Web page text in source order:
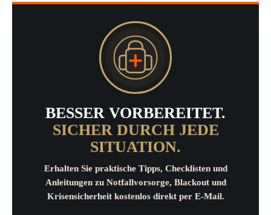
BESSER VORBEREITET.
SICHER DURCH JEDE
SITUATION.
Erhalten Sie praktische Tipps, Checklisten und
Anleitungen zu Notfallvorsorge, Blackout und
Krisensicherheit kostenlos direkt per E-Mail.